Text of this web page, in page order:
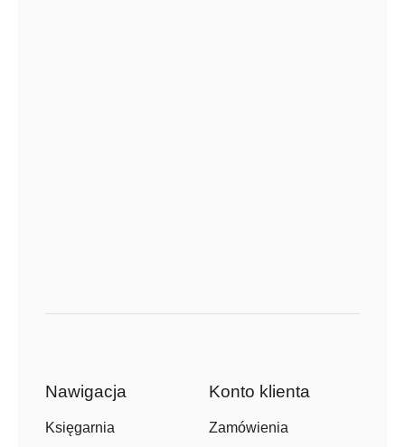
Nawigacja
Księgarnia
Konto klienta
Zamówienia